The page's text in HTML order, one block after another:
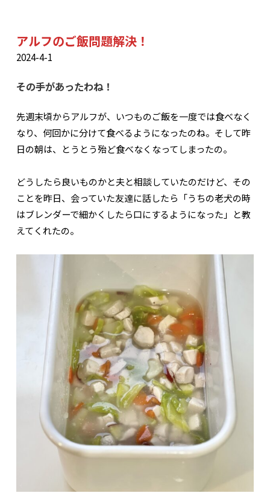
アルフのご飯問題解決！
2024-4-1
その手があったわね！
先週末頃からアルフが、いつものご飯を一度では食べなく
なり、何回かに分けて食べるようになったのね。そして昨
日の朝は、とうとう殆ど食べなくなってしまったの。
どうしたら良いものかと夫と相談していたのだけど、その
ことを昨日、会っていた友達に話したら「うちの老犬の時
はブレンダーで細かくしたら口にするようになった」と教
えてくれたの。